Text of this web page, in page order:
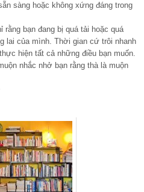
sàng hoặc không xứng đáng trong
rằng bạn đang bị quá tải hoặc quá
lai của mình. Thời gian cứ trôi nhanh
hiện tất cả những điều bạn muốn.
nhắc nhở bạn rằng thà là muộn